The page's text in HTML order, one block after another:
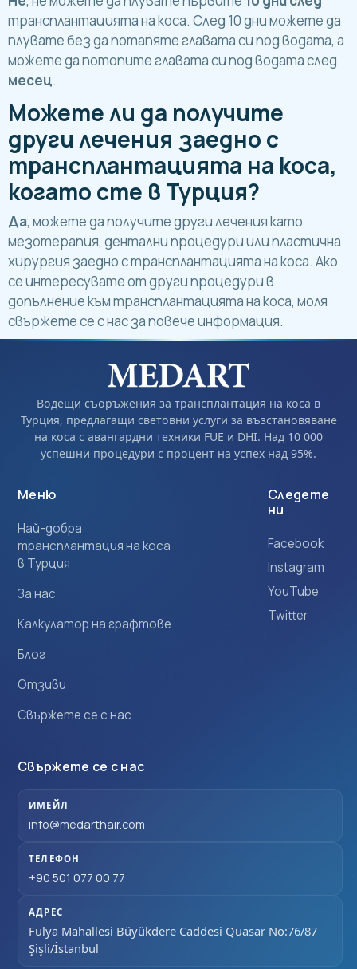
трансплантацията на коса. След 10 дни можете да
плувате без да потапяте главата си под водата, а
можете да потопите главата си под водата след
месец.
Можете ли да получите
други лечения заедно с
трансплантацията на коса,
когато сте в Турция?
Да, можете да получите други лечения като
мезотерапия, дентални процедури или пластична
хирургия заедно с трансплантацията на коса. Ако
се интересувате от други процедури в
допълнение към трансплантацията на коса, моля
свържете се с нас за повече информация.
Водещи съоръжения за трансплантация на коса в
Турция, предлагащи световни услуги за възстановяване
на коса с авангардни техники FUE и DHI. Над 10 000
успешни процедури с процент на успех над 95%.
Меню
Най-добра
трансплантация на коса
в Турция
За нас
Калкулатор на графтове
Блог
Отзиви
Свържете се с нас
Следете
ни
Facebook
Instagram
YouTube
Twitter
Свържете се с нас
ИМЕЙЛ
info@medarthair.com
ТЕЛЕФОН
+90 501 077 00 77
АДРЕС
Fulya Mahallesi Büyükdere Caddesi Quasar No:76/87
Şişli/İstanbul